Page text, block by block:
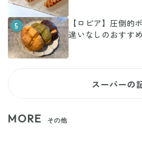
5
【ロピア】圧倒的
違いなしのおすす
スーパーの
MORE その他